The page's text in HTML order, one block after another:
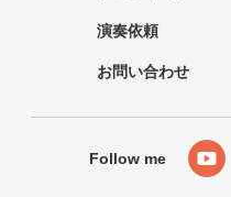
演奏依頼
お問い合わせ